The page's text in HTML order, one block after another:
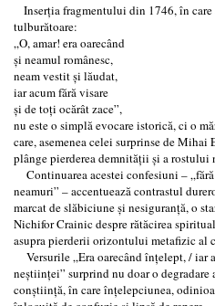
Inserția fragmentului din 1746, în
tulburătoare:
„O, amar! era oarecând
și neamul românesc,
neam vestit și lăudat,
iar acum fără visare
și de toți ocărât zace”,
nu este o simplă evocare istorică, ci o
care, asemenea celei surprinse de Mihai
plânge pierderea demnității și a rostului
Continuarea acestei confesiuni –
neamuri” – accentuează contrastul
marcat de slăbiciune și nesiguranță, o
Nichifor Crainic despre rătăcirea
asupra pierderii orizontului metafizic al
Versurile „Era oarecând înțelept, / iar
neștiinței” surprind nu doar o
conștiință, în care înțelepciunea,